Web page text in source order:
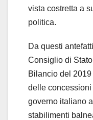
vista costretta a
politica.
Da questi
Consiglio di
Bilancio del
delle concessioni
governo italiano
stabilimenti